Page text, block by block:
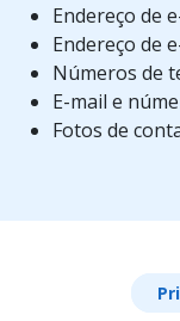
Endereço de
Endereço de
Números de
E-mail e
Fotos de